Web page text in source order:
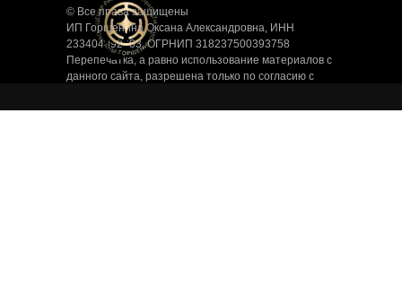
© Все права защищены
ИП Горшенина Оксана Александровна, ИНН
233404092303, ОГРНИП 318237500393758
Перепечатка, а равно использование материалов с
данного сайта, разрешена только по согласию с
воспользоваться 146 статьей УК РФ при нарушении